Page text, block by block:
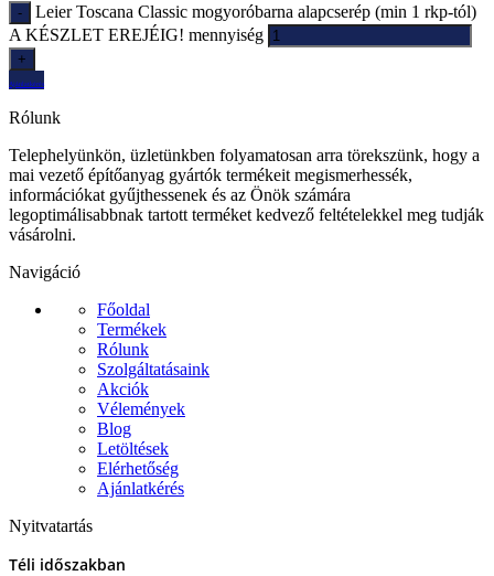
Leier Toscana Classic mogyoróbarna alapcserép (min 1 rkp-tól)
A KÉSZLET EREJÉIG! mennyiség
Ajánlatkérés
Rólunk
Telephelyünkön, üzletünkben folyamatosan arra törekszünk, hogy a
mai vezető építőanyag gyártók termékeit megismerhessék,
információkat gyűjthessenek és az Önök számára
legoptimálisabbnak tartott terméket kedvező feltételekkel meg tudják
vásárolni.
Navigáció
Főoldal
Termékek
Rólunk
Szolgáltatásaink
Akciók
Vélemények
Blog
Letöltések
Elérhetőség
Ajánlatkérés
Nyitvatartás
Téli időszakban